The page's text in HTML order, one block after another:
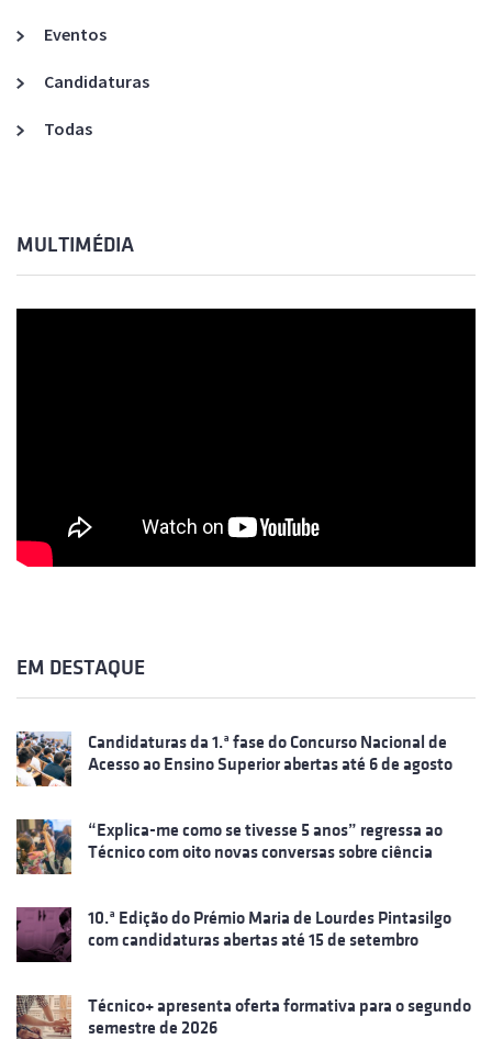
Eventos
Candidaturas
Todas
MULTIMÉDIA
EM DESTAQUE
Candidaturas da 1.ª fase do Concurso Nacional de
Acesso ao Ensino Superior abertas até 6 de agosto
“Explica-me como se tivesse 5 anos” regressa ao
Técnico com oito novas conversas sobre ciência
10.ª Edição do Prémio Maria de Lourdes Pintasilgo
com candidaturas abertas até 15 de setembro
Técnico+ apresenta oferta formativa para o segundo
semestre de 2026